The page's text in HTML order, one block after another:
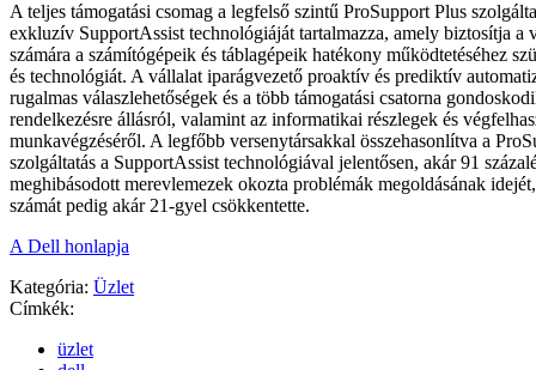
A teljes támogatási csomag a legfelső szintű ProSupport Plus
exkluzív SupportAssist technológiáját tartalmazza, amely biztosítja a
számára a számítógépeik és táblagépeik hatékony működtetéséhez
és technológiát. A vállalat iparágvezető proaktív és prediktív
rugalmas válaszlehetőségek és a több támogatási csatorna
rendelkezésre állásról, valamint az informatikai részlegek és
munkavégzéséről. A legfőbb versenytársakkal összehasonlítva a
szolgáltatás a SupportAssist technológiával jelentősen, akár 91
meghibásodott merevlemezek okozta problémák megoldásának
számát pedig akár 21-gyel csökkentette.
A Dell honlapja
Kategória: Üzlet
Címkék:
üzlet